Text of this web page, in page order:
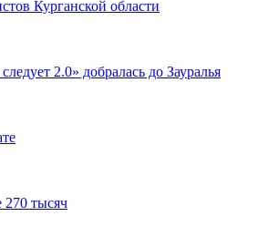
Курганской области
2.0» добралась до Зауралья
270 тысяч